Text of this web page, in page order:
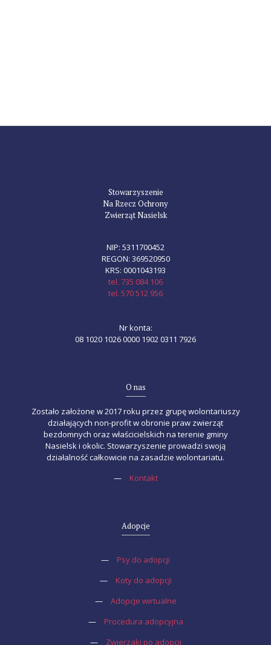
Stowarzyszenie
Na Rzecz Ochrony
Zwierząt Nasielsk
NIP: 5311700452
REGON: 369520950
KRS: 0001043193
tel. 735 084 106
tel. 570 512 956
Nr konta:
08 1020 1026 0000 1902 0311 7926
O nas
Zostało założone w 2017 roku przez grupę wolontariuszy
działających non-profit w obronie praw zwierząt
bezdomnych oraz właścicielskich na terenie gminy
Nasielsk i okolic. Stowarzyszenie prowadzi swoją
działalność całkowicie na zasadzie wolontariatu.
—
Kontakt
Adopcje
—
Psy do adopcji
—
Koty do adopcji
—
Adopcje wirtualne
—
Procedura adopcyjna
—
Zwierzaki po adopcji